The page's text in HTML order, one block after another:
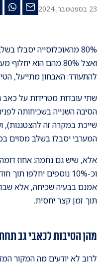
23 בספטמבר, 2024
80% מהאוכלוסייה
ואצל 80% מהם הוא
להתעודד: האבחון מתייעל,
שתי עובדות מטרידות על
הסיבה השנייה בשכיחותה
המערבי יסבלו בשלב מסוים
אלא, שיש גם נחמה: אחוז
וכ-10% נוספים יחלפו
אמנם בבעיה שכיחה, אלא
תוך זמן קצר יחסית.
מהן הסיבות לכאבי גב
לרוב לא יודעים מה המקור